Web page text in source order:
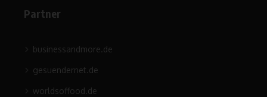
Partner
businessandmore.de
gesuendernet.de
worldsoffood.de